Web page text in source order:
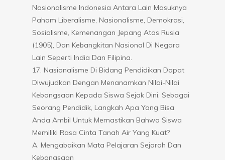
Nasionalisme Indonesia Antara Lain Masuknya
Paham Liberalisme, Nasionalisme, Demokrasi,
Sosialisme, Kemenangan Jepang Atas Rusia
(1905), Dan Kebangkitan Nasional Di Negara
Lain Seperti India Dan Filipina.
17. Nasionalisme Di Bidang Pendidikan Dapat
Diwujudkan Dengan Menanamkan Nilai-Nilai
Kebangsaan Kepada Siswa Sejak Dini. Sebagai
Seorang Pendidik, Langkah Apa Yang Bisa
Anda Ambil Untuk Memastikan Bahwa Siswa
Memiliki Rasa Cinta Tanah Air Yang Kuat?
A. Mengabaikan Mata Pelajaran Sejarah Dan
Kebangsaan